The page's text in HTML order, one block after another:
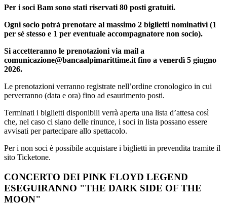
Per i soci Bam sono stati riservati 80 posti gratuiti.
Ogni socio potrà prenotare al massimo 2 biglietti nominativi (1
per sé stesso e 1 per eventuale accompagnatore non socio).
Si accetteranno le prenotazioni via mail a
comunicazione@bancaalpimarittime.it fino a venerdì 5 giugno
2026.
Le prenotazioni verranno registrate nell’ordine cronologico in cui
perverranno (data e ora) fino ad esaurimento posti.
Terminati i biglietti disponibili verrà aperta una lista d’attesa così
che, nel caso ci siano delle rinunce, i soci in lista possano essere
avvisati per partecipare allo spettacolo.
Per i non soci è possibile acquistare i biglietti in prevendita tramite il
sito Ticketone.
CONCERTO DEI PINK FLOYD LEGEND
ESEGUIRANNO "THE DARK SIDE OF THE
MOON"